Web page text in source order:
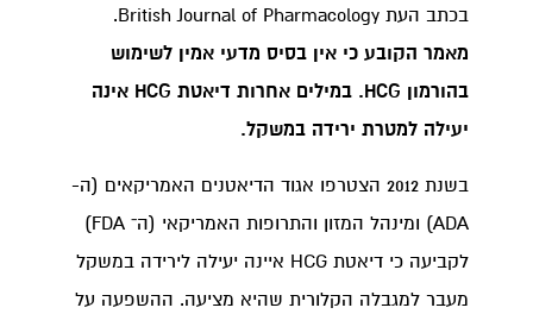
בכתב העת British Journal of Pharmacology.
מאמר הקובע כי אין בסיס מדעי אמין לשימוש
בהורמון HCG. במילים אחרות דיאטת HCG אינה
יעילה למטרת ירידה במשקל.
בשנת 2012 הצטרפו אגוד הדיאטנים האמריקאים (ה-
ADA) ומינהל המזון והתרופות האמריקאי (ה־ FDA)
לקביעה כי דיאטת HCG איינה יעילה לירידה במשקל
מעבר למגבלה הקלורית שהיא מציעה. ההשפעה על